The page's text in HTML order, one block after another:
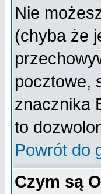
Nie
(chyba że
pocztowe,
znacznika
to
Powrót do
Czym są